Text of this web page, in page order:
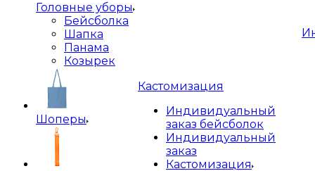
Головные уборы
Бейсболка
Шапка
Панама
Козырек
Шоперы
Кастомизация
Индивидуальный
заказ бейсболок
Индивидуальный
заказ
Кастомизация